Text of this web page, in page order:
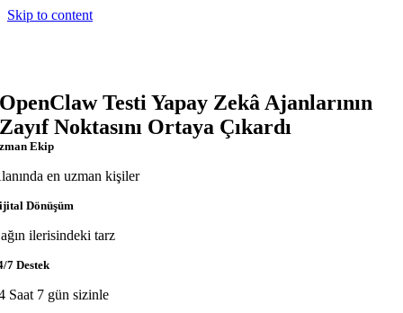
Skip to content
OpenClaw Testi Yapay Zekâ Ajanlarının
Zayıf Noktasını Ortaya Çıkardı
Ekip
en uzman kişiler
Dönüşüm
ilerisindeki tarz
7 Destek
Saat 7 gün sizinle